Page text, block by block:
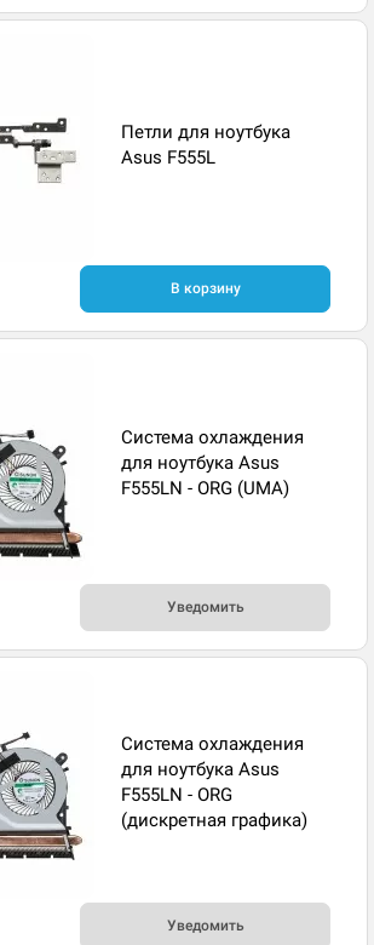
Петли для ноутбука
Asus F555L
В корзину
Система охлаждения
для ноутбука Asus
F555LN - ORG (UMA)
Уведомить
Система охлаждения
для ноутбука Asus
F555LN - ORG
(дискретная графика)
Уведомить